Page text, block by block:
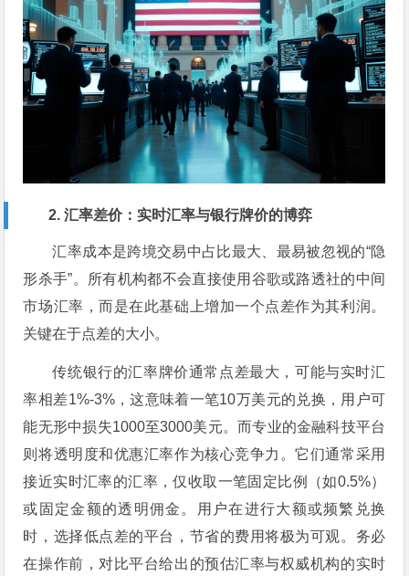
2. 汇率差价：实时汇率与银行牌价的博弈
汇率成本是跨境交易中占比最大、最易被忽视的“隐
形杀手”。所有机构都不会直接使用谷歌或路透社的中间
市场汇率，而是在此基础上增加一个点差作为其利润。
关键在于点差的大小。
传统银行的汇率牌价通常点差最大，可能与实时汇
率相差1%-3%，这意味着一笔10万美元的兑换，用户可
能无形中损失1000至3000美元。而专业的金融科技平台
则将透明度和优惠汇率作为核心竞争力。它们通常采用
接近实时汇率的汇率，仅收取一笔固定比例（如0.5%）
或固定金额的透明佣金。用户在进行大额或频繁兑换
时，选择低点差的平台，节省的费用将极为可观。务必
在操作前，对比平台给出的预估汇率与权威机构的实时